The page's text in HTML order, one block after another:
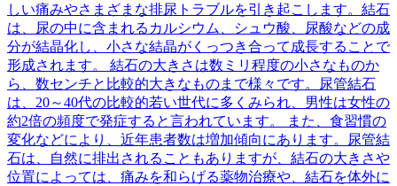
しい痛みやさまざまな排尿トラブルを引き起こします。結石
は、尿の中に含まれるカルシウム、シュウ酸、尿酸などの成
分が結晶化し、小さな結晶がくっつき合って成長することで
形成されます。 結石の大きさは数ミリ程度の小さなものか
ら、数センチと比較的大きなものまで様々です。尿管結石
は、20～40代の比較的若い世代に多くみられ、男性は女性の
約2倍の頻度で発症すると言われています。 また、食習慣の
変化などにより、近年患者数は増加傾向にあります。尿管結
石は、自然に排出されることもありますが、結石の大きさや
位置によっては、痛みを和らげる薬物治療や、結石を体外に